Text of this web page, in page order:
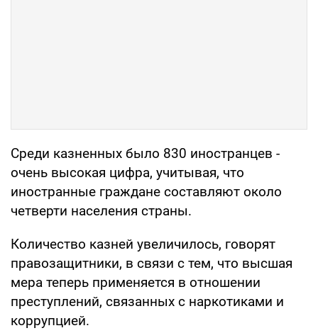
Среди казненных было 830 иностранцев -
очень высокая цифра, учитывая, что
иностранные граждане составляют около
четверти населения страны.
Количество казней увеличилось, говорят
правозащитники, в связи с тем, что высшая
мера теперь применяется в отношении
преступлений, связанных с наркотиками и
коррупцией.